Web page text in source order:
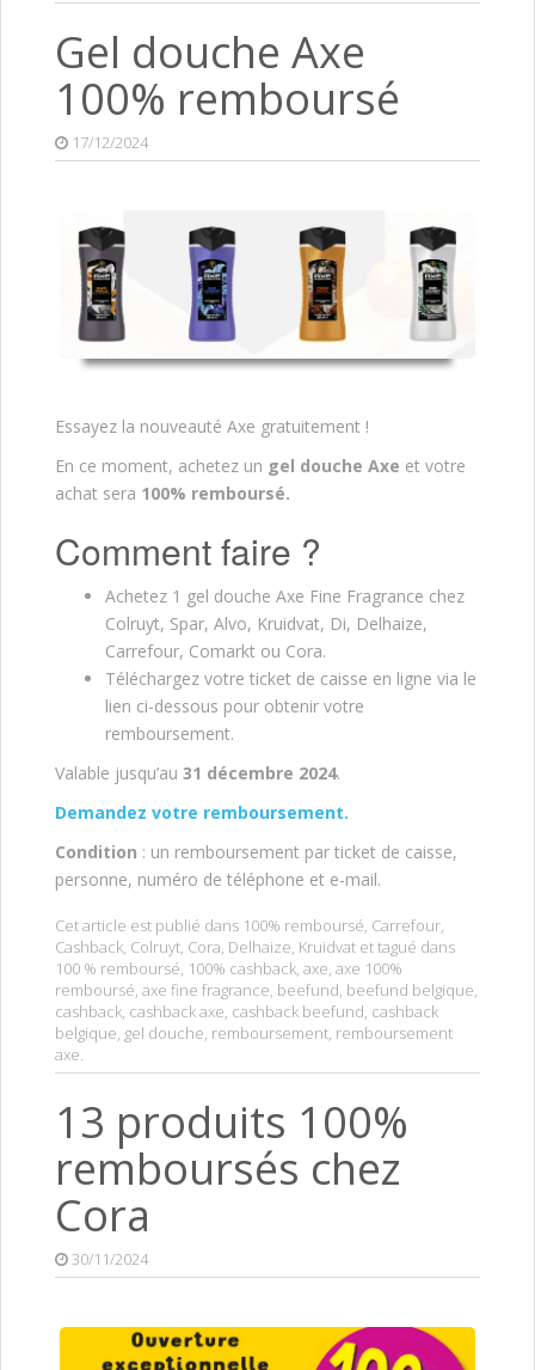
Gel douche Axe
100% remboursé
17/12/2024
Essayez la nouveauté Axe gratuitement !
En ce moment, achetez un gel douche Axe et votre
achat sera 100% remboursé.
Comment faire ?
Achetez 1 gel douche Axe Fine Fragrance chez
Colruyt, Spar, Alvo, Kruidvat, Di, Delhaize,
Carrefour, Comarkt ou Cora.
Téléchargez votre ticket de caisse en ligne via le
lien ci-dessous pour obtenir votre
remboursement.
Valable jusqu’au 31 décembre 2024.
Demandez votre remboursement.
Condition : un remboursement par ticket de caisse,
personne, numéro de téléphone et e-mail.
Cet article est publié dans 100% remboursé, Carrefour,
Cashback, Colruyt, Cora, Delhaize, Kruidvat et tagué dans
100 % remboursé, 100% cashback, axe, axe 100%
remboursé, axe fine fragrance, beefund, beefund belgique,
cashback, cashback axe, cashback beefund, cashback
belgique, gel douche, remboursement, remboursement
axe.
13 produits 100%
remboursés chez
Cora
30/11/2024